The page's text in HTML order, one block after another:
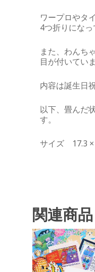
ワープロやタ
4つ折りになっ
また、わんち
目が付いていま
内容は誕生日
以下、畳んだ
す。
サイズ 17.3 ×
関連商品
¥550
¥1,650